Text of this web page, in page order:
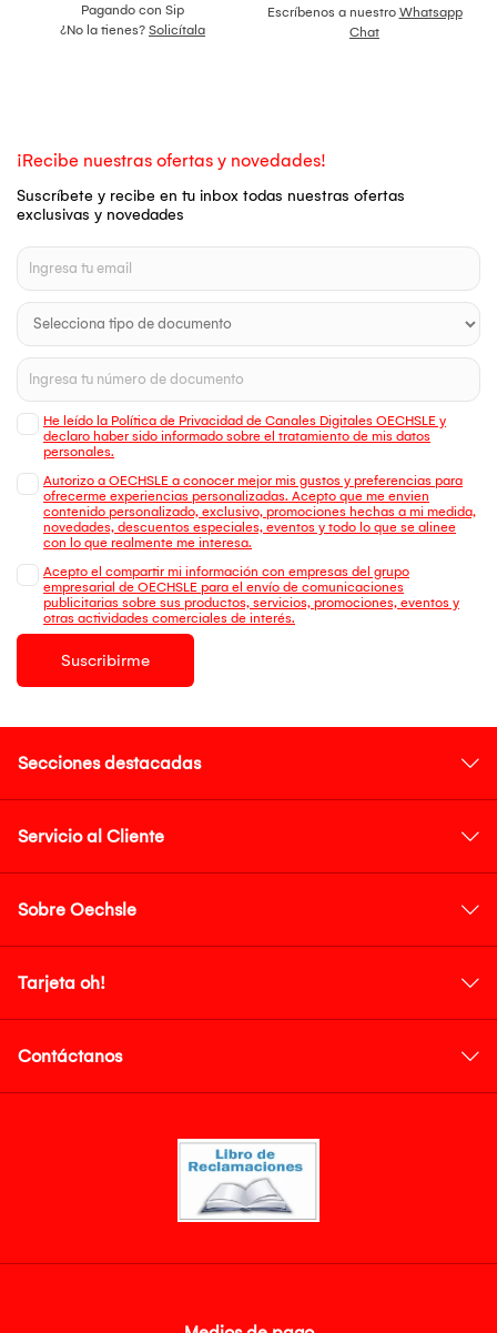
Pagando con Sip
¿No la tienes? Solicítala
Escríbenos a nuestro Whatsapp
Chat
¡Recibe nuestras ofertas y novedades!
Suscríbete y recibe en tu inbox todas nuestras ofertas
exclusivas y novedades
He leído la Política de Privacidad de Canales Digitales OECHSLE y
declaro haber sido informado sobre el tratamiento de mis datos
personales.
Autorizo a OECHSLE a conocer mejor mis gustos y preferencias para
ofrecerme experiencias personalizadas. Acepto que me envien
contenido personalizado, exclusivo, promociones hechas a mi medida,
novedades, descuentos especiales, eventos y todo lo que se alinee
con lo que realmente me interesa.
Acepto el compartir mi información con empresas del grupo
empresarial de OECHSLE para el envío de comunicaciones
publicitarias sobre sus productos, servicios, promociones, eventos y
otras actividades comerciales de interés.
Suscribirme
Secciones destacadas
Servicio al Cliente
Sobre Oechsle
Tarjeta oh!
Contáctanos